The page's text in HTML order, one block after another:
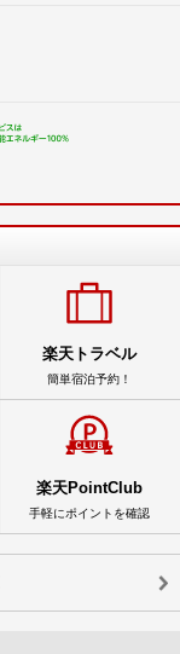
楽天トラベル
簡単宿泊予約！
楽天PointClub
手軽にポイントを確認